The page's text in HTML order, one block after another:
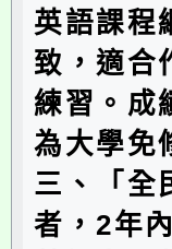
英語課程
致，適合
練習。成
為大學免
三、「全
者，2年